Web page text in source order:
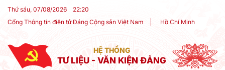
Thứ sáu, 07/08/2026 22:20
Cổng Thông tin điện tử Đảng Cộng sản Việt Nam
Hồ Chí Minh
HỆ THỐNG
TƯ LIỆU - VĂN KIỆN ĐẢNG